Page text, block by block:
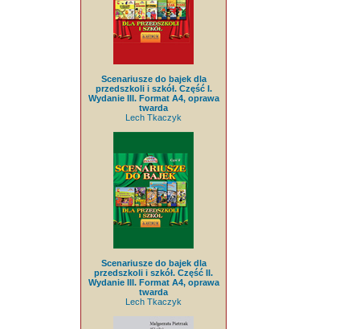
Scenariusze do bajek dla
przedszkoli i szkół. Część I.
Wydanie III. Format A4, oprawa
twarda
Lech Tkaczyk
Scenariusze do bajek dla
przedszkoli i szkół. Część II.
Wydanie III. Format A4, oprawa
twarda
Lech Tkaczyk